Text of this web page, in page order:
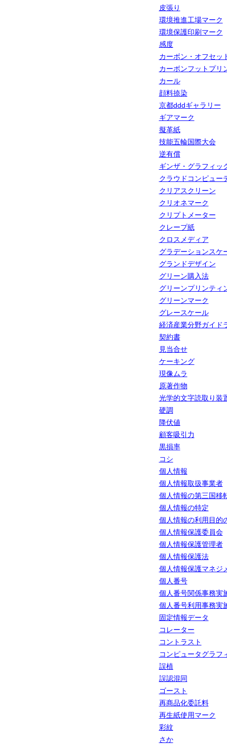
皮張り
環境推進工場マーク
環境保護印刷マーク
感度
カーボン・オフセッ
カーボンフットプリ
カール
顔料捺染
京都dddギャラリー
ギアマーク
擬革紙
技能五輪国際大会
逆有償
ギンザ・グラフィッ
クラウドコンピュー
クリアスクリーン
クリオネマーク
クリプトメーター
クレープ紙
クロスメディア
グラデーションスケ
グランドデザイン
グリーン購入法
グリーンプリンティ
グリーンマーク
グレースケール
経済産業分野ガイド
契約書
見当合せ
ケーキング
現像ムラ
原著作物
光学的文字読取り装
硬調
降伏値
顧客吸引力
黒損率
コシ
個人情報
個人情報取扱事業者
個人情報の第三国移
個人情報の特定
個人情報の利用目的
個人情報保護委員会
個人情報保護管理者
個人情報保護法
個人情報保護マネジ
個人番号
個人番号関係事務実
個人番号利用事務実
固定情報データ
コレーター
コントラスト
コンピュータグラフ
誤植
誤認混同
ゴースト
再商品化委託料
再生紙使用マーク
彩紋
さか